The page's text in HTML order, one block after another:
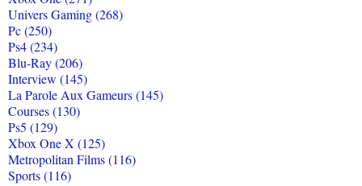
Univers Gaming (268)
Pc (250)
Ps4 (234)
Blu-Ray (206)
Interview (145)
La Parole Aux Gameurs (145)
Courses (130)
Ps5 (129)
Xbox One X (125)
Metropolitan Films (116)
Sports (116)